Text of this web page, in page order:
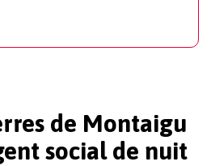
de Montaigu
social de nuit